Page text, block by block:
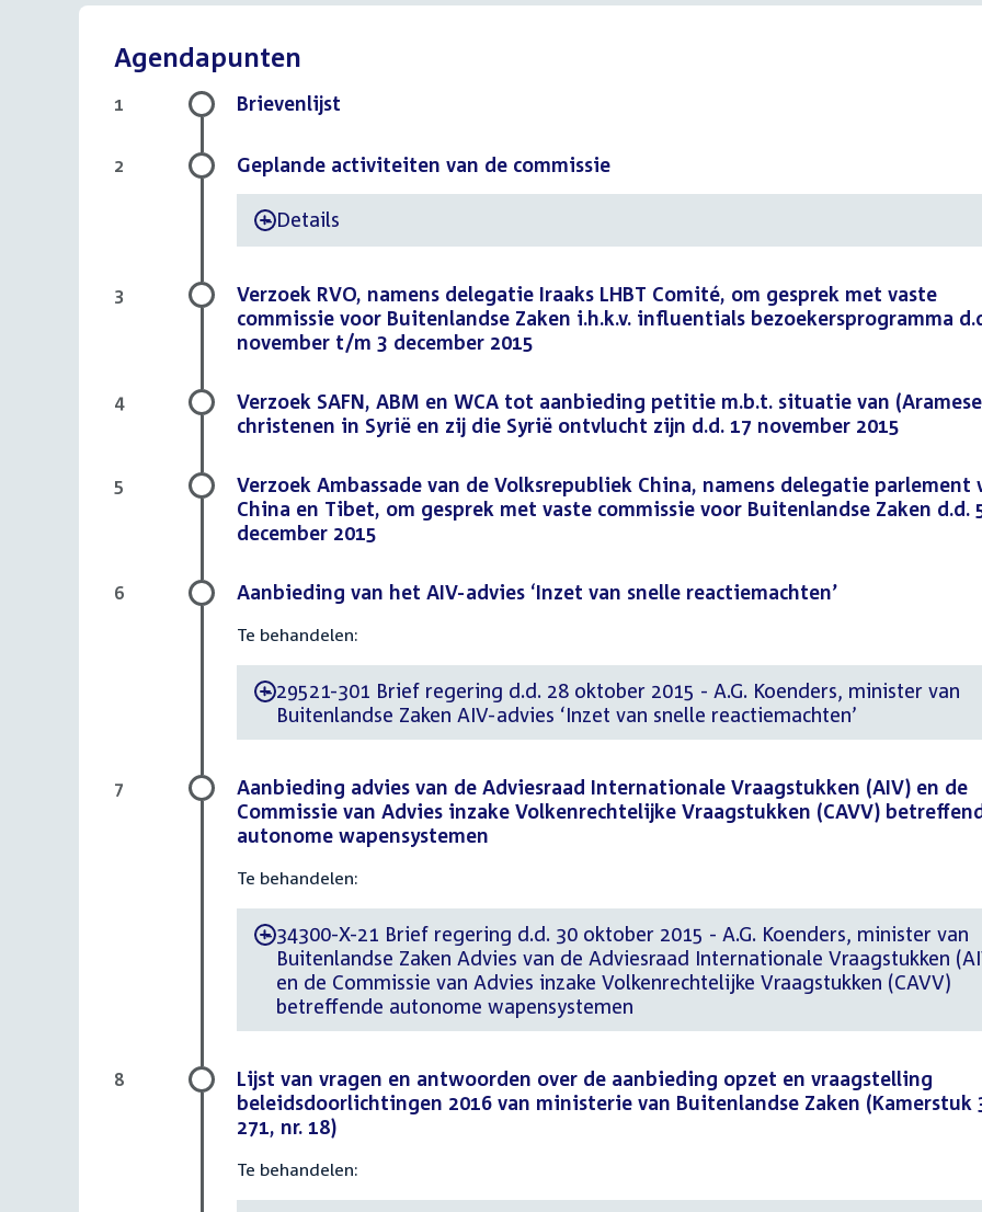
Agendapunten
Brievenlijst
1
Geplande activiteiten van de commissie
- Details
2
Verzoek RVO, namens delegatie Iraaks LHBT Comité, om gesprek met vaste
commissie voor Buitenlandse Zaken i.h.k.v. influentials bezoekersprogramma
november t/m 3 december 2015
3
Verzoek SAFN, ABM en WCA tot aanbieding petitie m.b.t. situatie van
christenen in Syrië en zij die Syrië ontvlucht zijn d.d. 17 november 2015
4
Verzoek Ambassade van de Volksrepubliek China, namens delegatie parlement
China en Tibet, om gesprek met vaste commissie voor Buitenlandse Zaken d.d.
december 2015
5
Aanbieding van het AIV-advies ‘Inzet van snelle reactiemachten’
Te behandelen:
-29521-301 Brief regering d.d. 28 oktober 2015 - A.G. Koenders, minister van
Buitenlandse Zaken AIV-advies ‘Inzet van snelle reactiemachten’
6
Aanbieding advies van de Adviesraad Internationale Vraagstukken (AIV) en de
Commissie van Advies inzake Volkenrechtelijke Vraagstukken (CAVV)
autonome wapensystemen
Te behandelen:
-34300-X-21 Brief regering d.d. 30 oktober 2015 - A.G. Koenders, minister van
Buitenlandse Zaken Advies van de Adviesraad Internationale Vraagstukken
en de Commissie van Advies inzake Volkenrechtelijke Vraagstukken (CAVV)
betreffende autonome wapensystemen
7
Lijst van vragen en antwoorden over de aanbieding opzet en vraagstelling
beleidsdoorlichtingen 2016 van ministerie van Buitenlandse Zaken (Kamerstuk
271, nr. 18)
Te behandelen:
8